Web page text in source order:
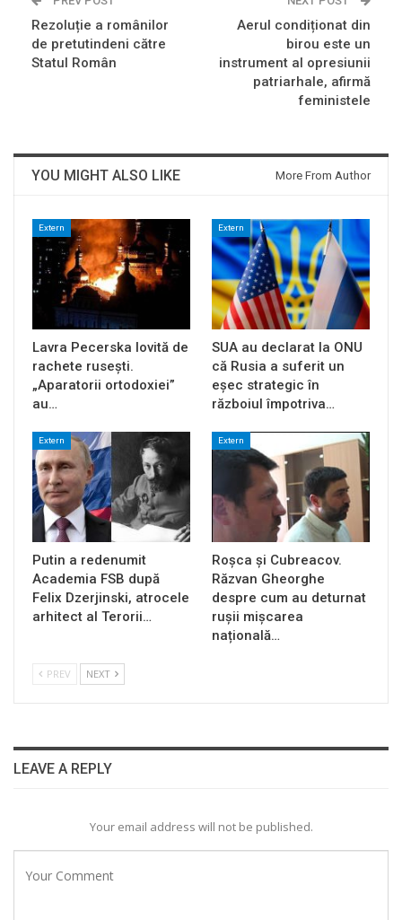
Rezoluție a românilor
de pretutindeni către
Statul Român
Aerul condiționat din
birou este un
instrument al opresiunii
patriarhale, afirmă
feministele
YOU MIGHT ALSO LIKE More From Author
Extern
Lavra Pecerska lovită de
rachete rusești.
„Aparatorii ortodoxiei”
au…
Extern
SUA au declarat la ONU
că Rusia a suferit un
eșec strategic în
războiul împotriva…
Extern
Putin a redenumit
Academia FSB după
Felix Dzerjinski, atrocele
arhitect al Terorii…
Extern
Roșca și Cubreacov.
Răzvan Gheorghe
despre cum au deturnat
rușii mișcarea
națională…
PREV NEXT
LEAVE A REPLY
Your email address will not be published.